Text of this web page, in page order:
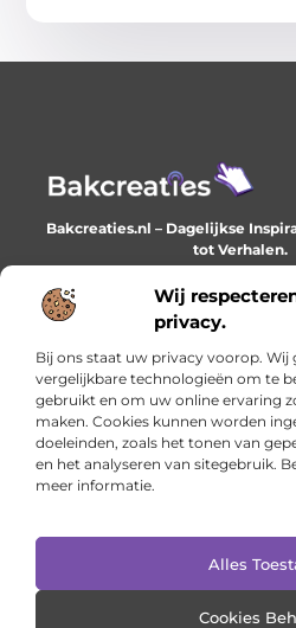
Wij
privacy.
Bij ons staat uw privacy voorop. Wij
vergelijkbare technologieën om te
gebruikt en om uw online ervaring
maken. Cookies kunnen worden
doeleinden, zoals het tonen van
en het analyseren van sitegebruik.
meer informatie.
Alles
Cookies
Bakcreaties.nl – Dagelijkse
tot Verhalen.
Ontdek unieke en creatieve
verrijken en
Onze informatie
@2025